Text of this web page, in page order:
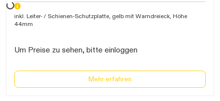
Daten werden geladen. Bitte warten...
inkl. Leiter- / Schienen-Schutzplatte, gelb mit Warndreieck, Höhe
44mm
Um Preise zu sehen, bitte einloggen
Mehr erfahren